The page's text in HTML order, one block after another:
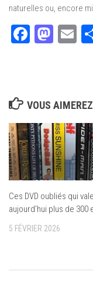
naturelles ou, encore
VOUS
Ces DVD oubliés qui
aujourd’hui plus de 300
5 FÉVRIER 2026